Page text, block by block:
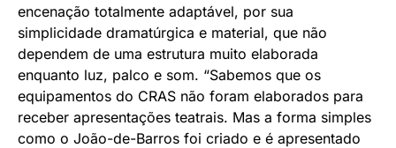
encenação totalmente adaptável, por sua
simplicidade dramatúrgica e material, que não
dependem de uma estrutura muito elaborada
enquanto luz, palco e som. “Sabemos que os
equipamentos do CRAS não foram elaborados para
receber apresentações teatrais. Mas a forma simples
como o João-de-Barros foi criado e é apresentado